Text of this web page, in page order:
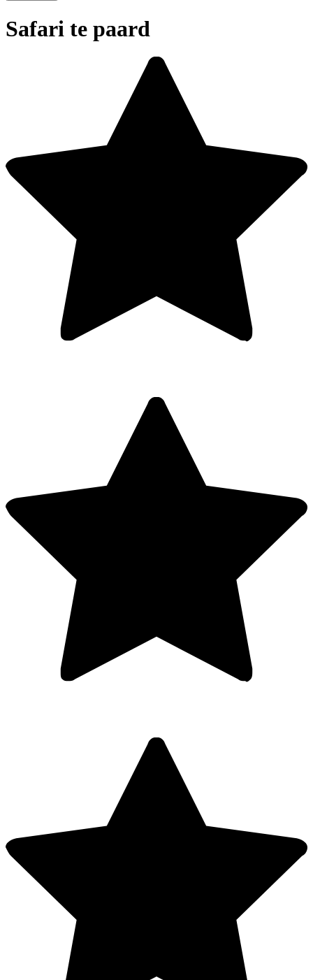
Safari te paard